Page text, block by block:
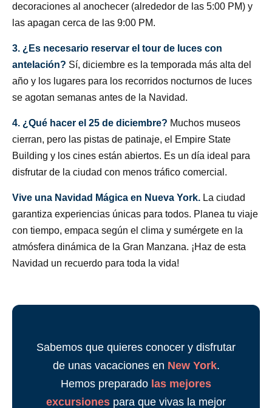
decoraciones al anochecer (alrededor de las 5:00 PM) y
las apagan cerca de las 9:00 PM.
3. ¿Es necesario reservar el tour de luces con
antelación? Sí, diciembre es la temporada más alta del
año y los lugares para los recorridos nocturnos de luces
se agotan semanas antes de la Navidad.
4. ¿Qué hacer el 25 de diciembre? Muchos museos
cierran, pero las pistas de patinaje, el Empire State
Building y los cines están abiertos. Es un día ideal para
disfrutar de la ciudad con menos tráfico comercial.
Vive una Navidad Mágica en Nueva York. La ciudad
garantiza experiencias únicas para todos. Planea tu viaje
con tiempo, empaca según el clima y sumérgete en la
atmósfera dinámica de la Gran Manzana. ¡Haz de esta
Navidad un recuerdo para toda la vida!
Sabemos que quieres conocer y disfrutar
de unas vacaciones en New York.
Hemos preparado las mejores
excursiones para que vivas la mejor